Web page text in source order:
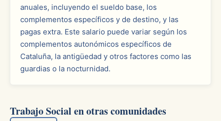
anuales, incluyendo el sueldo base, los
complementos específicos y de destino, y las
pagas extra. Este salario puede variar según los
complementos autonómicos específicos de
Cataluña, la antigüedad y otros factores como las
guardias o la nocturnidad.
Trabajo Social en otras comunidades